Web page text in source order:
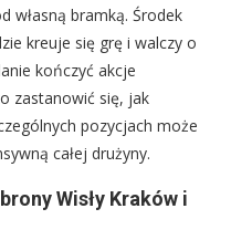
własną bramką. Środek
kreuje się grę i walczy o
kończyć akcje
zastanowić się, jak
pozycjach może
całej drużyny.
Wisły Kraków i